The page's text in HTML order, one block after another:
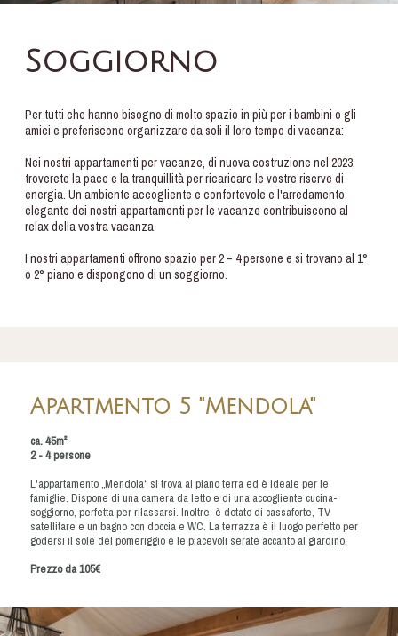
Soggiorno
Per tutti che hanno bisogno di molto spazio in più per i bambini o gli
amici e preferiscono organizzare da soli il loro tempo di vacanza:
Nei nostri appartamenti per vacanze, di nuova costruzione nel 2023,
troverete la pace e la tranquillità per ricaricare le vostre riserve di
energia. Un ambiente accogliente e confortevole e l'arredamento
elegante dei nostri appartamenti per le vacanze contribuiscono al
relax della vostra vacanza.
I nostri appartamenti offrono spazio per 2 – 4 persone e si trovano al 1°
o 2° piano e dispongono di un soggiorno.
Apartmento 5 "Mendola"
ca. 45m²
2 - 4 persone
L'appartamento „Mendola“ si trova al piano terra ed è ideale per le
famiglie. Dispone di una camera da letto e di una accogliente cucina-
soggiorno, perfetta per rilassarsi. Inoltre, è dotato di cassaforte, TV
satellitare e un bagno con doccia e WC. La terrazza è il luogo perfetto per
godersi il sole del pomeriggio e le piacevoli serate accanto al giardino.
Prezzo da 105€